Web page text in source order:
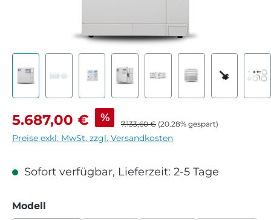
Verkaufspreis:
5.687,00 € % Regulärer Preis:
7.133,60 € (20.28% gespart)
Preise exkl. MwSt. zzgl. Versandkosten
Sofort verfügbar, Lieferzeit: 2-5 Tage
Modell